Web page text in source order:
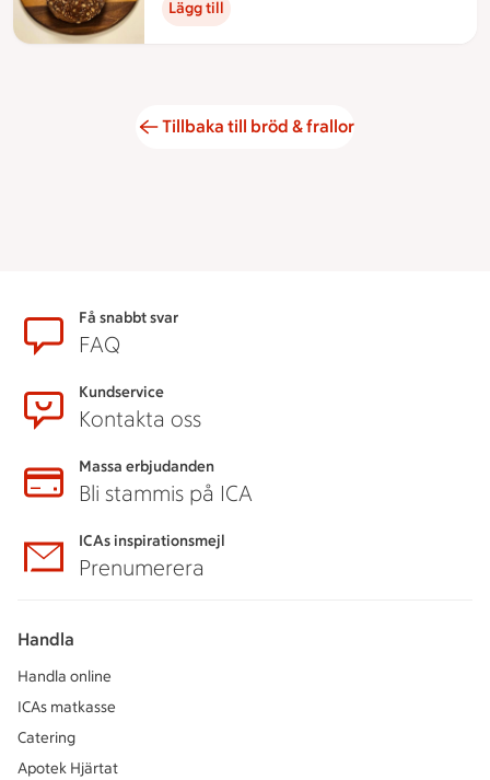
Lägg till
Tillbaka till bröd & frallor
SidfotFå snabbt svar
FAQ
Kundservice
Kontakta oss
Massa erbjudanden
Bli stammis på ICA
ICAs inspirationsmejl
Prenumerera
Handla
Handla online
ICAs matkasse
Catering
Apotek Hjärtat